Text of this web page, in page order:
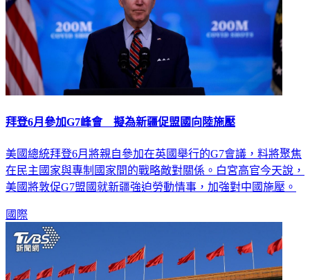
拜登6月參加G7峰會 擬為新疆促盟國向陸施壓
美國總統拜登6月將親自參加在英國舉行的G7會議，料將聚焦
在民主國家與專制國家間的戰略敵對關係。白宮高官今天說，
美國將敦促G7盟國就新疆強迫勞動情事，加強對中國施壓。
國際